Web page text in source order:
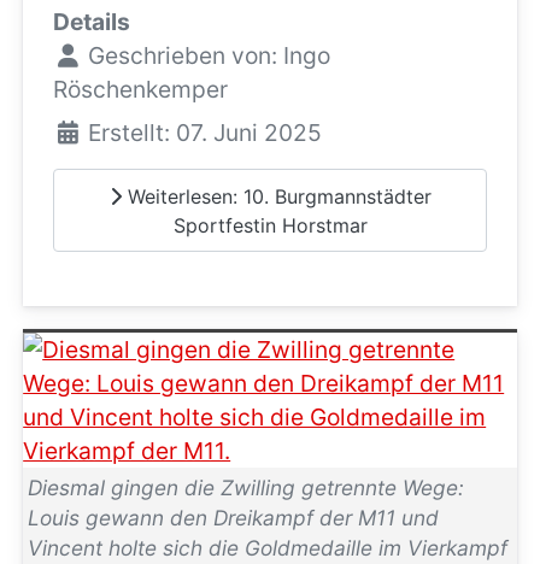
Details
Geschrieben von: Ingo
Röschenkemper
Erstellt: 07. Juni 2025
Weiterlesen: 10. Burgmannstädter
Sportfestin Horstmar
Diesmal gingen die Zwilling getrennte Wege:
Louis gewann den Dreikampf der M11 und
Vincent holte sich die Goldmedaille im Vierkampf